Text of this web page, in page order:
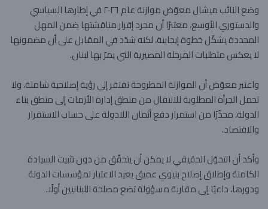
وضع النائب ميشال معوّض موازنة عام ٢٠٢٦ في إطارها السياسي
والدستوري الأوسع، معتبرًا أن مجرد إقرار مناقشتها ضمن المهل
المحددة يشكّل خطوة إيجابية، لكنه شدّد في المقابل على أن مضمونها
لا يعكس متطلبات المرحلة المصيرية التي يمرّ بها لبنان.
واعتبر معوّض أن الموازنة المطروحة تفتقر إلى رؤية إصلاحية شاملة، ولا
تحمل الجرأة المطلوبة للانتقال من منطق إدارة الأزمات إلى منطق بناء
الدولة، محذّرًا من استمرار دفع أثمان اللادولة على حساب الاستقرار
والاقتصاد.
وأكد أن التحوّل الحقيقي لا يمكن أن يتحقّق من دون تثبيت السيادة
الكاملة وإطلاق إصلاح بنيوي عميق يعيد الاعتبار لمؤسسات الدولة
ودورها، داعيًا إلى مقاربة مسؤولة تضع مصلحة اللبنانيين أولًا.